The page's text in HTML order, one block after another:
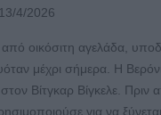
4/2026
οικόσιτη αγελάδα,
μέχρι σήμερα. Η
Βίτγκαρ Βίγκελε. Πριν
για να